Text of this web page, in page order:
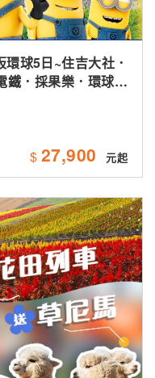
環球5日~住吉大社．
鐵．採果樂．環球影
$ 27,900